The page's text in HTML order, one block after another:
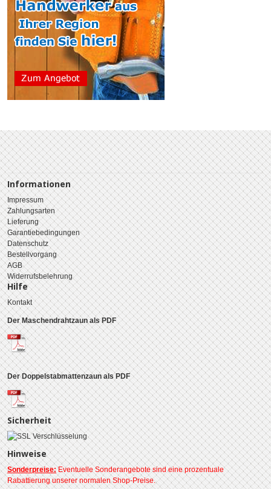
Informationen
Impressum
Zahlungsarten
Lieferung
Garantiebedingungen
Datenschutz
Bestellvorgang
AGB
Widerrufsbelehrung
Hilfe
Kontakt
Der Maschendrahtzaun als PDF
Der Doppelstabmattenzaun als PDF
Sicherheit
Hinweise
Sonderpreise: Eventuelle Sonderangebote sind eine prozentuale
Rabattierung unserer normalen Shop-Preise.